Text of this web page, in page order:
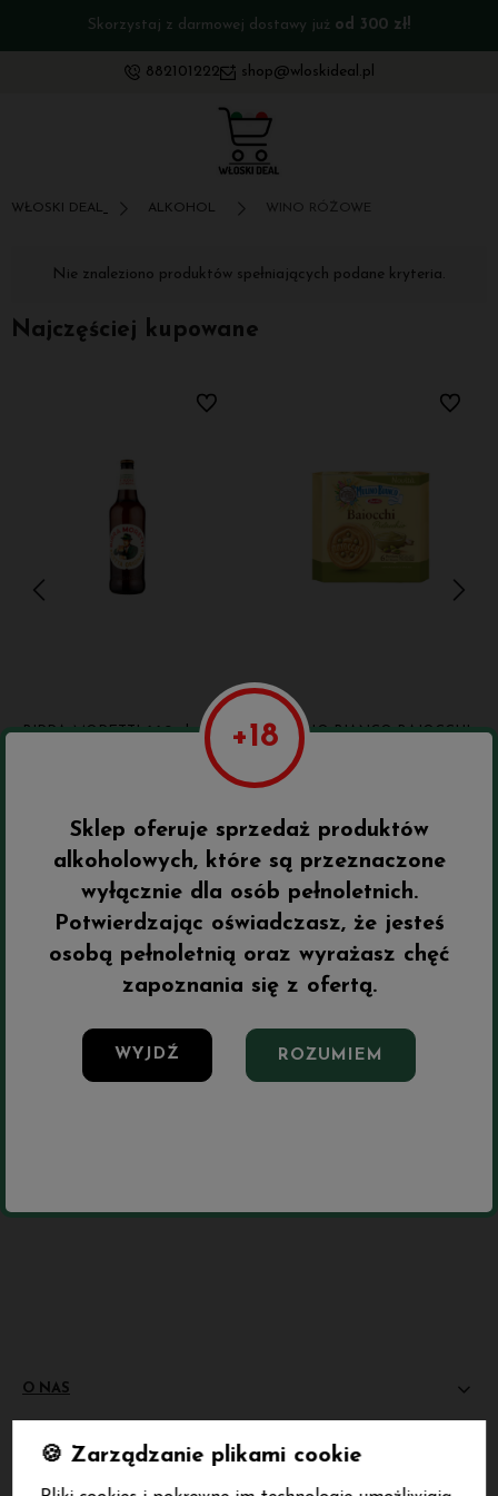
od 300 zł! Sprawdź nasze produkty w
882101222 shop@wloskideal.pl
WŁOSKI DEAL ALKOHOL WINO RÓŻOWE
Nie znaleziono produktów spełniających podane kryteria.
Najczęściej kupowane
BIRRA MORETTI 660ml
Do koszyka
Do ulubionych
MULINO BIANCO BAIOCCHI
PISTACCHIO 168g
Do koszyka
Do
prywatności
Sklep oferuje sprzedaż produktów
alkoholowych, które są przeznaczone
wyłącznie dla osób pełnoletnich.
Potwierdzając oświadczasz, że jesteś
osobą pełnoletnią oraz wyrażasz chęć
zapoznania się z ofertą.
WYJDŹ ROZUMIEM
O NAS
MOJE KONTO
🍪 Zarządzanie plikami cookie